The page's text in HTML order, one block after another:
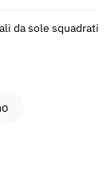
da sole squadrati